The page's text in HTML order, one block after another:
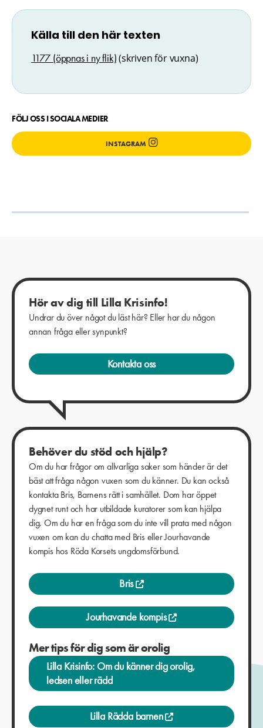
Källa till den här texten
1177 (öppnas i ny flik)(skriven för vuxna)
FÖLJ OSS I SOCIALA MEDIER
INSTAGRAM
Hör av dig till Lilla Krisinfo!
Undrar du över något du läst här? Eller har du någon
annan fråga eller synpunkt?
Kontakta oss
Behöver du stöd och hjälp?
Om du har frågor om allvarliga saker som händer är det
bäst att fråga någon vuxen som du känner. Du kan också
kontakta Bris, Barnens rätt i samhället. Dom har öppet
dygnet runt och har utbildade kuratorer som kan hjälpa
dig. Om du har en fråga som du inte vill prata med någon
vuxen om kan du chatta med Bris eller Jourhavande
kompis hos Röda Korsets ungdomsförbund.
Bris
Jourhavande kompis
Mer tips för dig som är orolig
Lilla Krisinfo: Om du känner dig orolig,
ledsen eller rädd
Lilla Rädda barnen